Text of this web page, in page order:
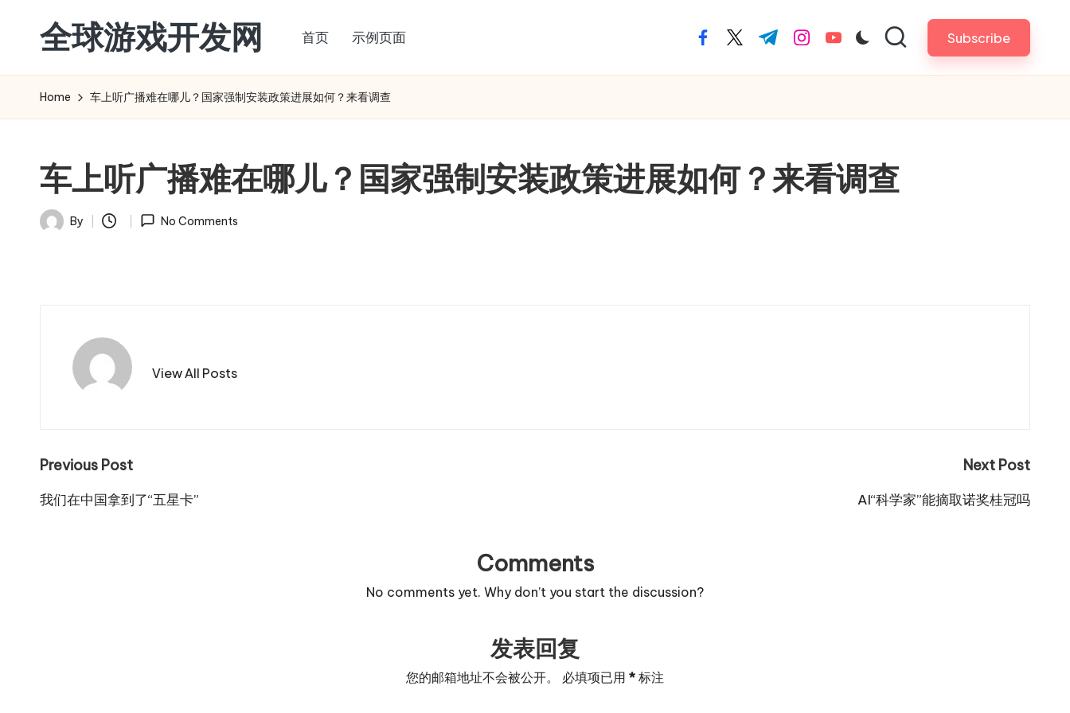
content
全球游戏开发网 首页 示例页面 facebook.com
twitter.com
t.me instagram.com
youtube.com Subscribe
Home 车上听广播难在哪儿？国家强制安装政策进展如何？来看调查
车上听广播难在哪儿？国家强制安装政策进展如何？来看调查
Posted
By No Comments
View All Posts
Post
navigation
Previous Post
我们在中国拿到了“五星卡”
Next Post
AI“科学家”能摘取诺奖桂冠吗
Comments
No comments yet. Why don’t you start the discussion?
发表回复
您的邮箱地址不会被公开。 必填项已用 * 标注